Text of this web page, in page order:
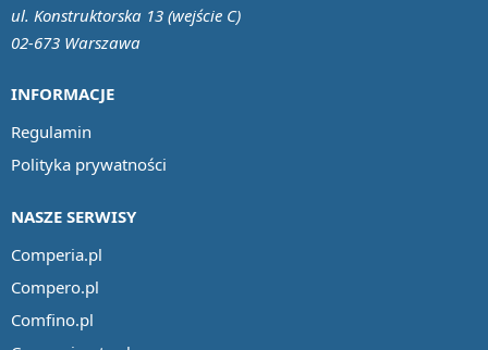
INFORMACJE
Regulamin
Polityka prywatności
NASZE SERWISY
Comperia.pl
Compero.pl
Comfino.pl
ul. Konstruktorska 13 (wejście C)
02-673 Warszawa